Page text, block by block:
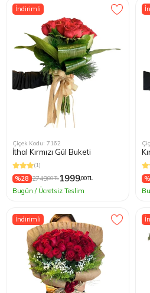
İndirimli
Çiçek Kodu: 7162
İthal Kırmızı Gül Buketi
(1)
%28 2749,00 TL1999,00 TL
Bugün / Ücretsiz Teslim
İndirimli